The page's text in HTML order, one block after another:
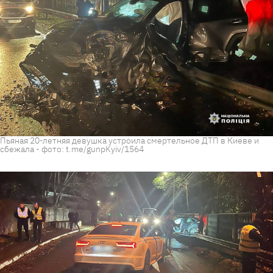
Пьяная 20-летняя девушка устроила смертельное ДТП в Киеве и
сбежала - фото: t.me/gunpKyiv/1564